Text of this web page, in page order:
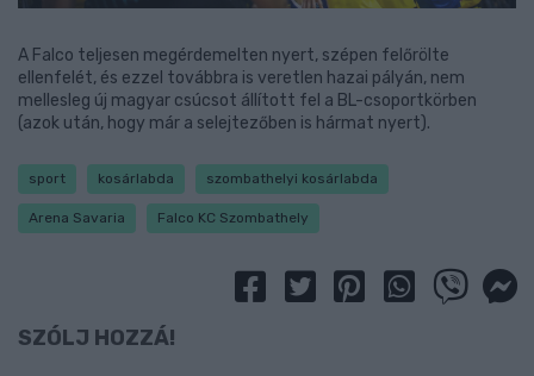
A Falco teljesen megérdemelten nyert, szépen felőrölte
ellenfelét, és ezzel továbbra is veretlen hazai pályán, nem
mellesleg új magyar csúcsot állított fel a BL-csoportkörben
(azok után, hogy már a selejtezőben is hármat nyert).
sport kosárlabda szombathelyi kosárlabda
Arena Savaria Falco KC Szombathely
SZÓLJ HOZZÁ!